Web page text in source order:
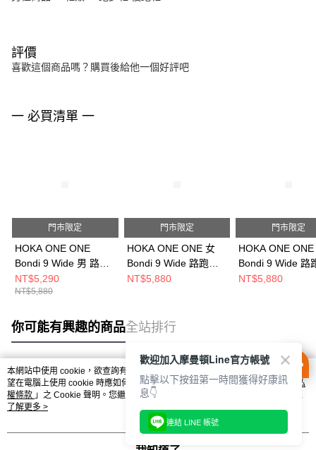
評價
喜歡這個商品嗎？購買後給他一個好評吧
一 必買清單 一
門市限定
HOKA ONE ONE
Bondi 9 Wide 男 路跑
鞋 泥灰/霓黃
HO1162013GYZ
NT$5,290
NT$5,880
門市限定
HOKA ONE ONE 女
Bondi 9 Wide 路跑鞋
黑 HO1162014BBLC
NT$5,880
門市限定
HOKA ONE
Bondi 9 Wide 路
黑
NT$5,880
你可能有興趣的商品全站排行
熱門標籤
本網站中使用 cookie，欲查詢有關本網站使用 cookie 方式之詳情，及若您不希
望在電腦上使用 cookie 時應如何變更電腦的 cookie 設定，請參閱本網站「
隱私
權條款 」之 Cookie 聲明。您繼續使用本網站即表示您同意本公司得按本網站使
用條款之 Cookie 聲明使用 cookie。
了解更多 >
歡迎加入摩曼頓Line官方帳號
點擊以下按鈕第一時間獲得好康訊
息👇
連結 LINE 帳號